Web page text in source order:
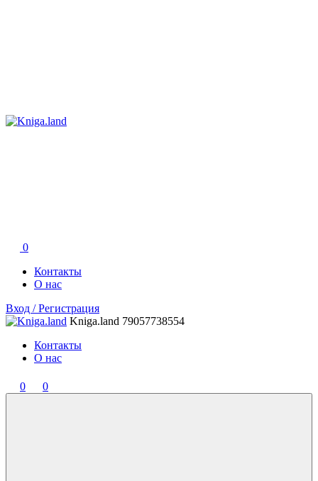
0
Контакты
О нас
Вход / Регистрация
Kniga.land 79057738554
Контакты
О нас
0 0